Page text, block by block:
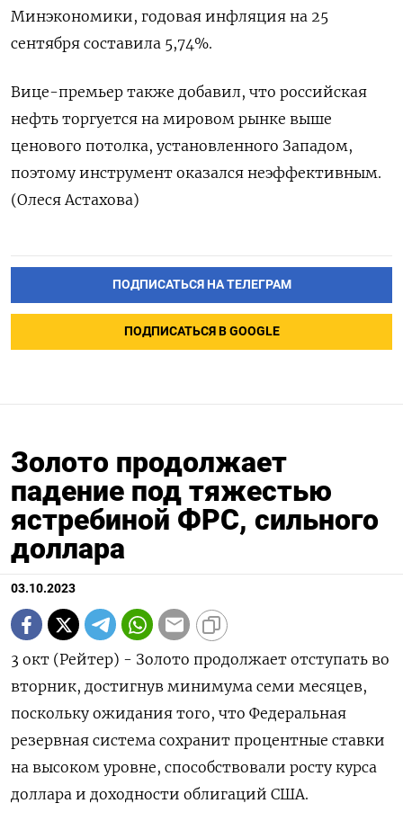
Минэкономики, годовая инфляция на 25
сентября составила 5,74%.
Вице-премьер также добавил, что российская
нефть торгуется на мировом рынке выше
ценового потолка, установленного Западом,
поэтому инструмент оказался неэффективным.
(Олеся Астахова)
ПОДПИСАТЬСЯ НА ТЕЛЕГРАМ
ПОДПИСАТЬСЯ В GOOGLE
Золото продолжает
падение под тяжестью
ястребиной ФРС, сильного
доллара
03.10.2023
3 окт (Рейтер) - Золото продолжает отступать во
вторник, достигнув минимума семи месяцев,
поскольку ожидания того, что Федеральная
резервная система сохранит процентные ставки
на высоком уровне, способствовали росту курса
доллара и доходности облигаций США.